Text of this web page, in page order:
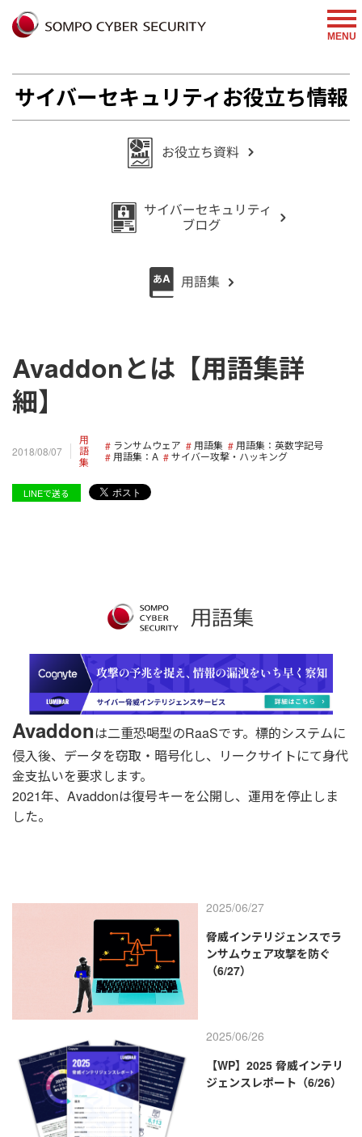
MENU
サイバーセキュリティお役立ち情報
Avaddonとは【用語集詳
細】
2018/08/07
用
語
集
ランサムウェア 用語集
用語集：英数字記号
用語集：A
サイバー攻撃・ハッキング
LINEで送る
Avaddonは二重恐喝型のRaaSです。標的システムに
侵入後、データを窃取・暗号化し、リークサイトにて身代
金支払いを要求します。
2021年、Avaddonは復号キーを公開し、運用を停止しま
した。
2025/06/27
脅威インテリジェンスでラ
ンサムウェア攻撃を防ぐ
（6/27）
2025/06/26
【WP】2025 脅威インテリ
ジェンスレポート（6/26）